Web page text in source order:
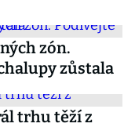
zón.
zůstala
trhu těží z